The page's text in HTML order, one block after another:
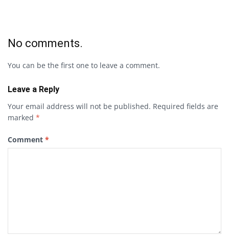
No comments.
You can be the first one to leave a comment.
Leave a Reply
Your email address will not be published. Required fields are
marked *
Comment *